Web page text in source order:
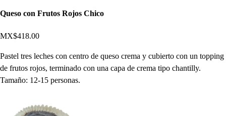
Queso con Frutos Rojos Chico
MX$418.00
Pastel tres leches con centro de queso crema y cubierto con un topping
de frutos rojos, terminado con una capa de crema tipo chantilly.
Tamaño: 12-15 personas.